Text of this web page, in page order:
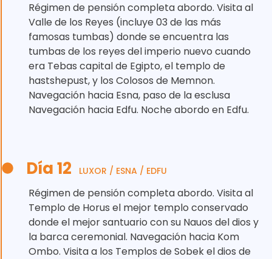
Régimen de pensión completa abordo. Visita al
Valle de los Reyes (incluye 03 de las más
famosas tumbas) donde se encuentra las
tumbas de los reyes del imperio nuevo cuando
era Tebas capital de Egipto, el templo de
hastshepust, y los Colosos de Memnon.
Navegación hacia Esna, paso de la esclusa
Navegación hacia Edfu. Noche abordo en Edfu.
Día 12 LUXOR / ESNA / EDFU
Régimen de pensión completa abordo. Visita al
Templo de Horus el mejor templo conservado
donde el mejor santuario con su Nauos del dios y
la barca ceremonial. Navegación hacia Kom
Ombo. Visita a los Templos de Sobek el dios de